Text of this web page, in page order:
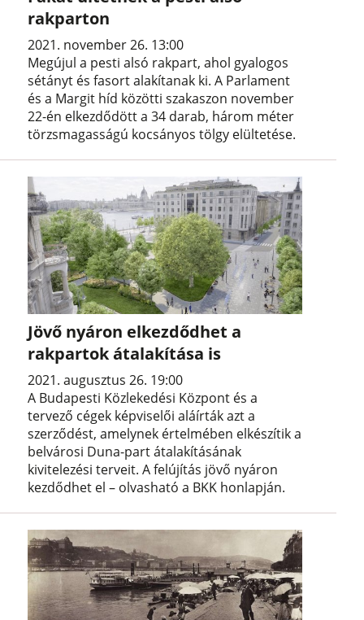
rakparton
2021. november 26. 13:00
Megújul a pesti alsó rakpart, ahol gyalogos
sétányt és fasort alakítanak ki. A Parlament
és a Margit híd közötti szakaszon november
22-én elkezdődött a 34 darab, három méter
törzsmagasságú kocsányos tölgy elültetése.
Jövő nyáron elkezdődhet a
rakpartok átalakítása is
2021. augusztus 26. 19:00
A Budapesti Közlekedési Központ és a
tervező cégek képviselői aláírták azt a
szerződést, amelynek értelmében elkészítik a
belvárosi Duna-part átalakításának
kivitelezési terveit. A felújítás jövő nyáron
kezdődhet el – olvasható a BKK honlapján.